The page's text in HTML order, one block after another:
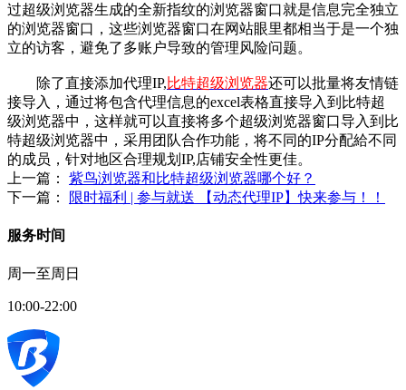
过超级浏览器生成的全新指纹的浏览器窗口就是信息完全独立
的浏览器窗口，这些浏览器窗口在网站眼里都相当于是一个独
立的访客，避免了多账户导致的管理风险问题。
除了直接添加代理IP,比特超级浏览器还可以批量将友情链
接导入，通过将包含代理信息的excel表格直接导入到比特超
级浏览器中，这样就可以直接将多个超级浏览器窗口导入到比
特超级浏览器中，采用团队合作功能，将不同的IP分配給不同
的成员，针对地区合理规划IP,店铺安全性更佳。
上一篇： 紫鸟浏览器和比特超级浏览器哪个好？
下一篇：
限时福利 | 参与就送 【动态代理IP】快来参与！！
服务时间
周一至周日
10:00-22:00